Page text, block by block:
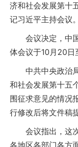
济和社会发展第十
记习近平主持会议。
会议决定，中国
体会议于10月20日
中共中央政治局
和社会发展第十五
围征求意见的情况
行修改后将文件稿
会议指出，这次
各地区各部门各方